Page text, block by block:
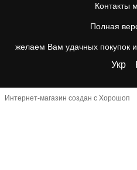
Контакты
Полная
желаем Вам удачных покупок
Укр
Интернет-магазин создан с Хорошоп